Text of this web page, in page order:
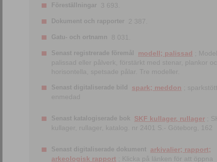
Föreställningar 3 693.
Dokument och rapporter 2 387.
Gatu- och ortnamn 8 031.
Senast registrerade föremål modell; palissad
;
palissad eller pålverk, förstärkt med stenar, plankor
horisontella, spetsade pålar. Tre modeller.
Senast digitaliserade bild spark; meddon ;
enmedad
Senast katalogiserade bok SKF kullager, rullager ;
kullager, rullager, katalog. nr 2401 S.- Göteborg, 162
Senast digitaliserade dokument arkivalier; rapport;
arkeologisk rapport ; Klicka på länken för att öppna